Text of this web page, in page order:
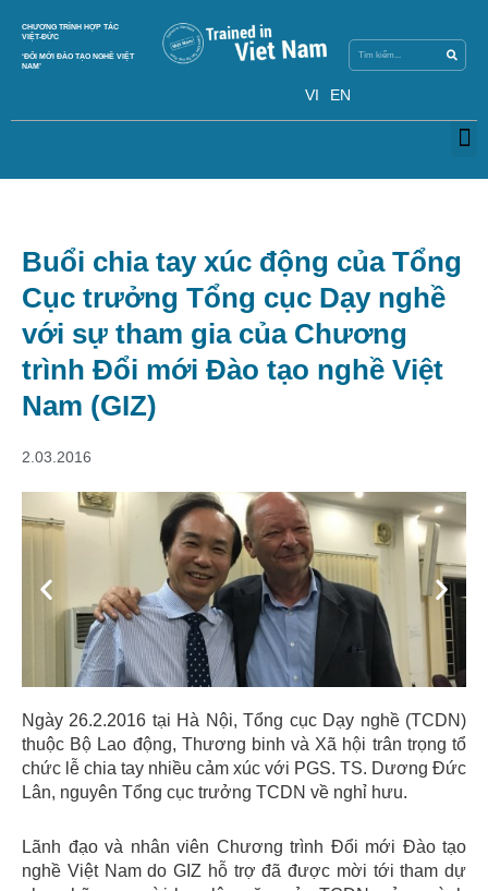
CHƯƠNG TRÌNH HỢP TÁC
VIỆT-ĐỨC
‘ĐỔI MỚI ĐÀO TẠO NGHỀ VIỆT
NAM’
VI EN
Buổi chia tay xúc động của Tổng
Cục trưởng Tổng cục Dạy nghề
với sự tham gia của Chương
trình Đổi mới Đào tạo nghề Việt
Nam (GIZ)
2.03.2016
Previous Next
Ngày 26.2.2016 tại Hà Nội, Tổng cục Dạy nghề (TCDN)
thuộc Bộ Lao động, Thương binh và Xã hội trân trọng tổ
chức lễ chia tay nhiều cảm xúc với PGS. TS. Dương Đức
Lân, nguyên Tổng cục trưởng TCDN về nghỉ hưu.
Lãnh đạo và nhân viên Chương trình Đổi mới Đào tạo
nghề Việt Nam do GIZ hỗ trợ đã được mời tới tham dự